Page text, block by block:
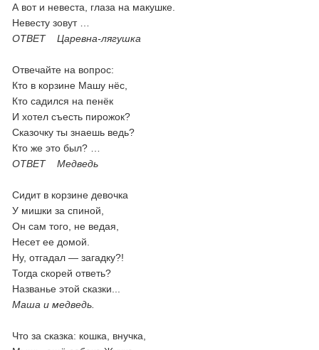
А вот и невеста, глаза на макушке.
Невесту зовут …
ОТВЕТ Царевна-лягушка
Отвечайте на вопрос:
Кто в корзине Машу нёс,
Кто садился на пенёк
И хотел съесть пирожок?
Сказочку ты знаешь ведь?
Кто же это был? …
ОТВЕТ Медведь
Сидит в корзине девочка
У мишки за спиной,
Он сам того, не ведая,
Несет ее домой.
Ну, отгадал — загадку?!
Тогда скорей ответь?
Названье этой сказки...
Маша и медведь.
Что за сказка: кошка, внучка,